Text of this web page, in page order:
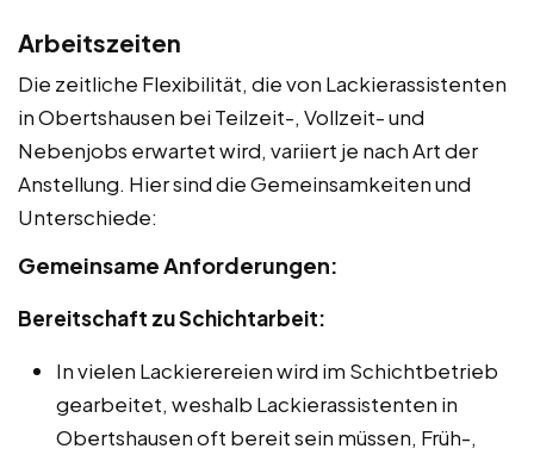
Arbeitszeiten
Die zeitliche Flexibilität, die von Lackierassistenten
in Obertshausen bei Teilzeit-, Vollzeit- und
Nebenjobs erwartet wird, variiert je nach Art der
Anstellung. Hier sind die Gemeinsamkeiten und
Unterschiede:
Gemeinsame Anforderungen:
Bereitschaft zu Schichtarbeit:
In vielen Lackierereien wird im Schichtbetrieb
gearbeitet, weshalb Lackierassistenten in
Obertshausen oft bereit sein müssen, Früh-,